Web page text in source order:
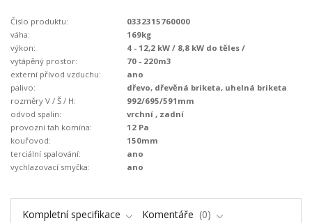
Číslo produktu:
0332315760000
váha:
169kg
výkon:
4 - 12,2 kW / 8,8 kW do těles /
vytápěný prostor:
70 - 220m3
externí přívod vzduchu:
ano
palivo:
dřevo, dřevěná briketa, uhelná briketa
rozměry V / Š / H:
992/695/591mm
odvod spalin:
vrchní , zadní
provozní tah komína:
12 Pa
kouřovod:
150mm
terciální spalování:
ano
vychlazovací smyčka:
ano
Kompletní specifikace Komentáře
0